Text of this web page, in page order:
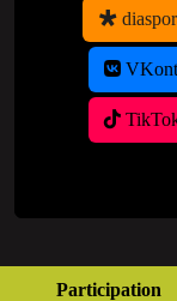
Participation